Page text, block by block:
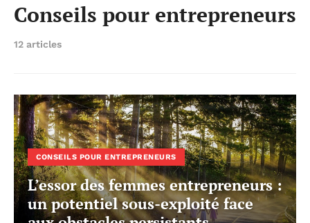
Conseils pour entrepreneurs
12 articles
CONSEILS POUR ENTREPRENEURS
L’essor des femmes entrepreneurs :
un potentiel sous-exploité face